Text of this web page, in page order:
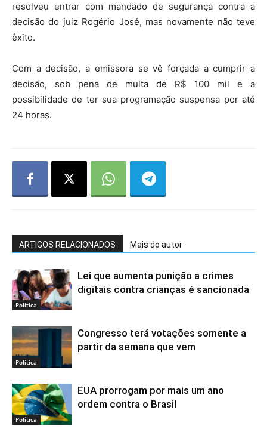
resolveu entrar com mandado de segurança contra a
decisão do juiz Rogério José, mas novamente não teve
êxito.
Com a decisão, a emissora se vê forçada a cumprir a
decisão, sob pena de multa de R$ 100 mil e a
possibilidade de ter sua programação suspensa por até
24 horas.
ARTIGOS RELACIONADOS Mais do autor
Política
Lei que aumenta punição a crimes
digitais contra crianças é sancionada
Política
Congresso terá votações somente a
partir da semana que vem
Política
EUA prorrogam por mais um ano
ordem contra o Brasil